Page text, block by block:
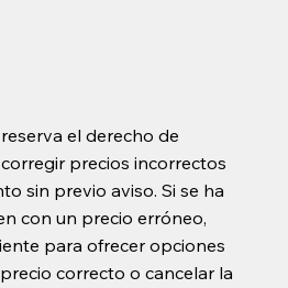
el derecho de
precios incorrectos
sin previo aviso. Si se ha
con un precio erróneo,
para ofrecer opciones
correcto o cancelar la